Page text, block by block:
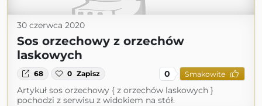
30 czerwca 2020
Sos orzechowy z orzechów
laskowych
68 0 Zapisz 0 Smakowite
Artykuł sos orzechowy { z orzechów laskowych }
pochodzi z serwisu z widokiem na stół.